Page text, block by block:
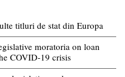
titluri de stat din Europa
moratoria on loan
COVID-19 crisis